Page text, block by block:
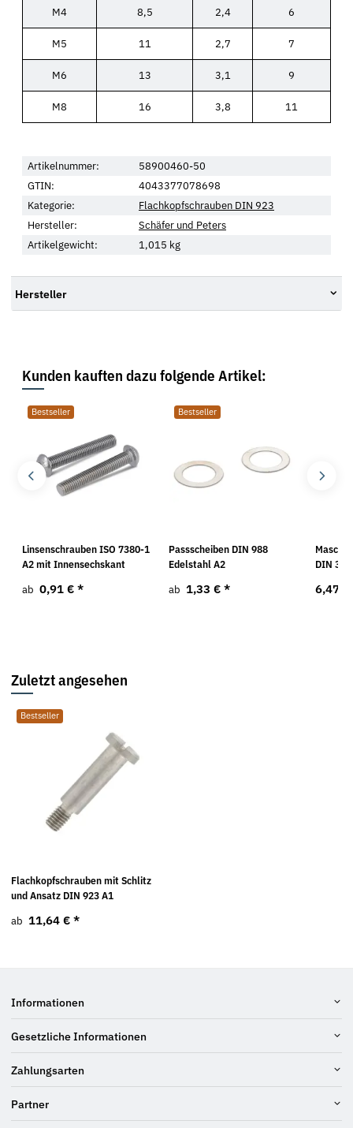
M4 8,5 2,4 6
M5 11 2,7 7
M6 13 3,1 9
M8 16 3,8 11
Artikelnummer:
58900460-50
GTIN:
4043377078698
Kategorie:
Flachkopfschrauben DIN 923
Hersteller:
Schäfer und Peters
Artikelgewicht:
1,015 kg
Hersteller
Kunden kauften dazu folgende Artikel:
Bestseller
Linsenschrauben ISO 7380-1
A2 mit Innensechskant
ab 0,91 € *
Bestseller
Passscheiben DIN 988
Edelstahl A2
ab 1,33 € *
DIN 371
6,47
Zuletzt angesehen
Bestseller
Flachkopfschrauben mit Schlitz
und Ansatz DIN 923 A1
ab 11,64 € *
Informationen
Gesetzliche Informationen
Zahlungsarten
Partner